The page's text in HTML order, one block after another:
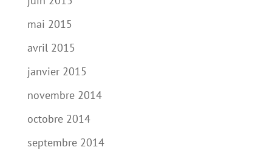
mai 2015
avril 2015
janvier 2015
novembre 2014
octobre 2014
septembre 2014